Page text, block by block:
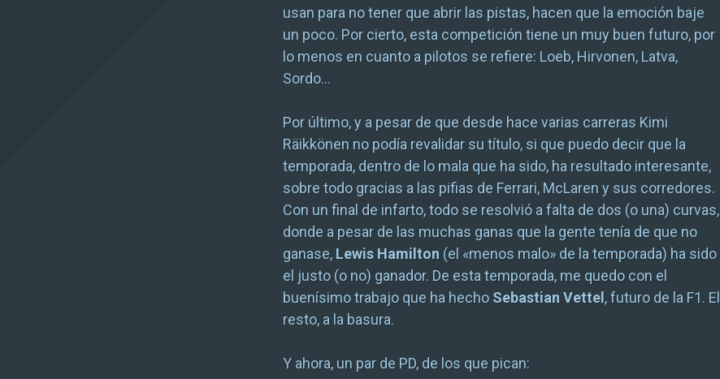
usan para no tener que abrir las pistas, hacen que la emoción baje
un poco. Por cierto, esta competición tiene un muy buen futuro, por
lo menos en cuanto a pilotos se refiere: Loeb, Hirvonen, Latva,
Sordo…
Por último, y a pesar de que desde hace varias carreras Kimi
Räikkönen no podía revalidar su título, si que puedo decir que la
temporada, dentro de lo mala que ha sido, ha resultado interesante,
sobre todo gracias a las pifias de Ferrari, McLaren y sus corredores.
Con un final de infarto, todo se resolvió a falta de dos (o una) curvas,
donde a pesar de las muchas ganas que la gente tenía de que no
ganase, Lewis Hamilton (el «menos malo» de la temporada) ha sido
el justo (o no) ganador. De esta temporada, me quedo con el
buenísimo trabajo que ha hecho Sebastian Vettel , futuro de la F1. El
resto, a la basura.
Y ahora, un par de PD, de los que pican: